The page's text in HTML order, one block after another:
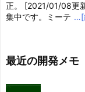
正。 [2021/01/08更
集中です。ミーテ …[
最近の開発メモ